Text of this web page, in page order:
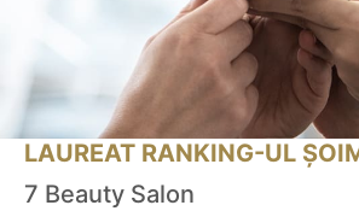
LAUREAT RANKING-UL
7 Beauty Salon